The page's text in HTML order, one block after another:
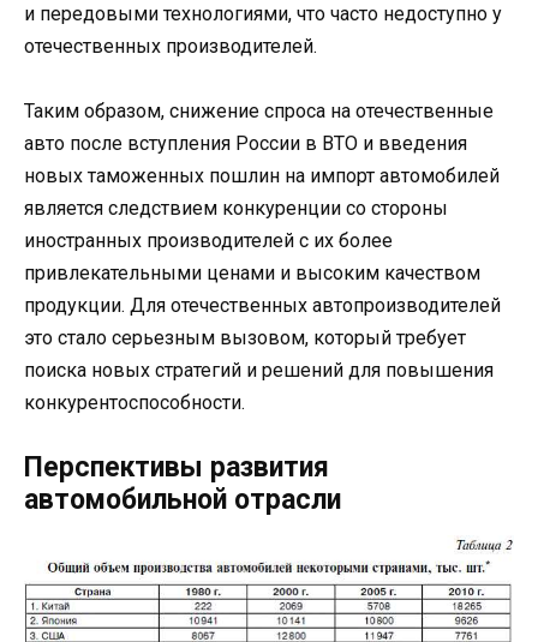
и передовыми технологиями, что часто недоступно у
отечественных производителей.
Таким образом, снижение спроса на отечественные
авто после вступления России в ВТО и введения
новых таможенных пошлин на импорт автомобилей
является следствием конкуренции со стороны
иностранных производителей с их более
привлекательными ценами и высоким качеством
продукции. Для отечественных автопроизводителей
это стало серьезным вызовом, который требует
поиска новых стратегий и решений для повышения
конкурентоспособности.
Перспективы развития
автомобильной отрасли